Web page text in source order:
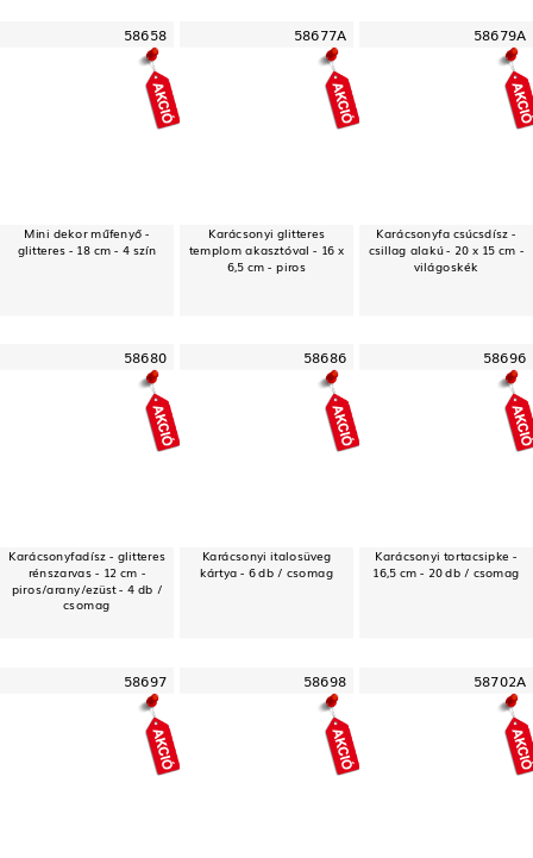
58658
Mini dekor műfenyő -
glitteres - 18 cm - 4 szín
58677A
Karácsonyi glitteres
templom akasztóval - 16 x
6,5 cm - piros
58679A
Karácsonyfa csúcsdísz -
csillag alakú - 20 x 15 cm -
világoskék
58680
Karácsonyfadísz - glitteres
rénszarvas - 12 cm -
piros/arany/ezüst - 4 db /
csomag
58686
Karácsonyi italosüveg
kártya - 6 db / csomag
58696
Karácsonyi tortacsipke -
16,5 cm - 20 db / csomag
58697 58698 58702A